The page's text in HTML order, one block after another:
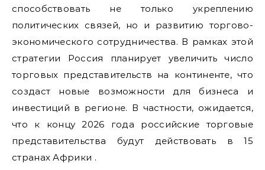
способствовать не только укреплению
политических связей, но и развитию торгово-
экономического сотрудничества. В рамках этой
стратегии Россия планирует увеличить число
торговых представительств на континенте, что
создаст новые возможности для бизнеса и
инвестиций в регионе. В частности, ожидается,
что к концу 2026 года российские торговые
представительства будут действовать в 15
странах Африки .